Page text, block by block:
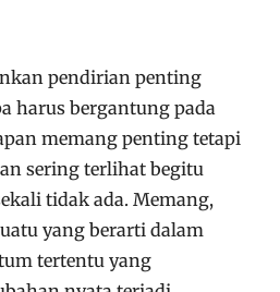
pendirian penting
harus bergantung pada
memang penting tetapi
sering terlihat begitu
tidak ada. Memang,
yang berarti dalam
tertentu yang